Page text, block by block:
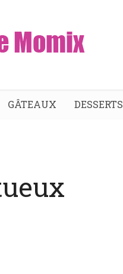
GÂTEAUX DESSERTS